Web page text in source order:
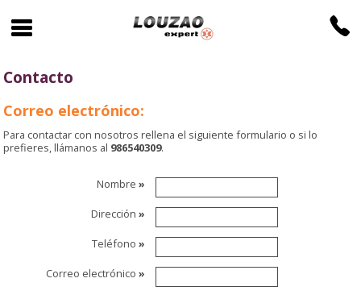
Contacto
Correo electrónico:
Para contactar con nosotros rellena el siguiente formulario o si lo
prefieres, llámanos al 986540309.
Nombre»
Dirección»
Teléfono»
Correo electrónico»